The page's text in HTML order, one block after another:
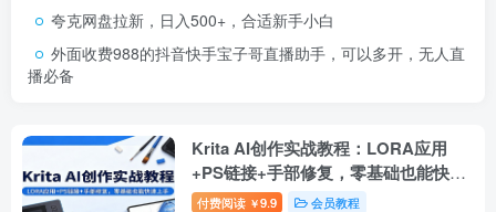
夸克网盘拉新，日入500+，合适新手小白
外面收费988的抖音快手宝子哥直播助手，可以多开，无人直
播必备
Krita AI创作实战教程：LORA应用
+PS链接+手部修复，零基础也能快速
上手
付费阅读 ￥9.9 会员教程